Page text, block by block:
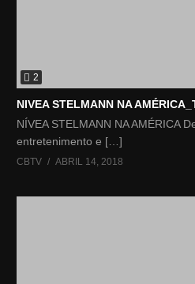
2
NIVEA STELMANN NA
NÍVEA STELMANN NA AMÉRICA
entretenimento e […]
CBTV ABRIL 14, 2018